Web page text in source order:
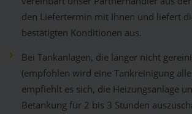
den Liefertermin mit Ihnen und liefert
bestätigten Konditionen aus.
Bei Tankanlagen, die länger nicht
(empfohlen wird eine Tankreinigung alle
empfiehlt es sich, die Heizungsanlage
Betankung für 2 bis 3 Stunden